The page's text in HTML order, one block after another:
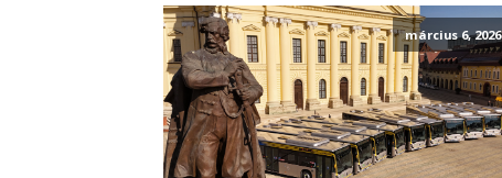
március 6, 2026